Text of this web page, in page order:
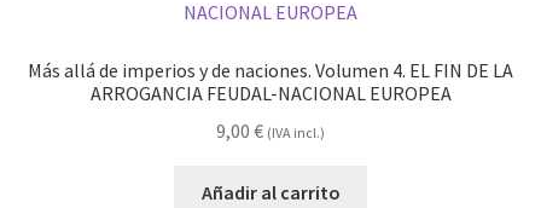
Más allá de imperios y de naciones. Volumen 4. EL FIN DE LA
ARROGANCIA FEUDAL-NACIONAL EUROPEA
9,00 € (IVA incl.)
Añadir al carrito